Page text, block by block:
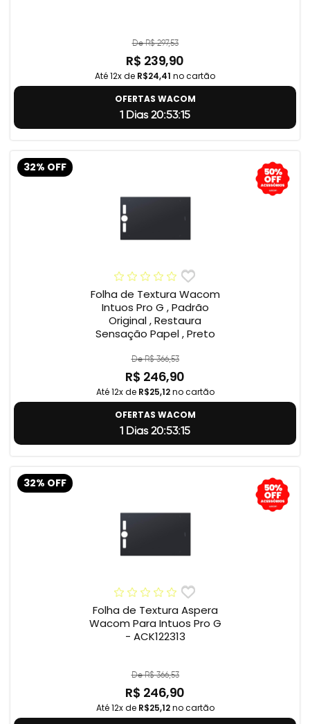
De R$ 297,53
R$ 239,90
Até 12x de R$24,41 no cartão
OFERTAS WACOM
1 Dias 20:53:14
32% OFF
Folha de Textura Wacom
Intuos Pro G , Padrão
Original , Restaura
Sensação Papel , Preto
De R$ 366,53
R$ 246,90
Até 12x de R$25,12no cartão
OFERTAS WACOM
1 Dias 20:53:14
32% OFF
Folha de Textura Aspera
Wacom Para Intuos Pro G
- ACK122313
De R$ 366,53
R$ 246,90
Até 12x de R$25,12no cartão